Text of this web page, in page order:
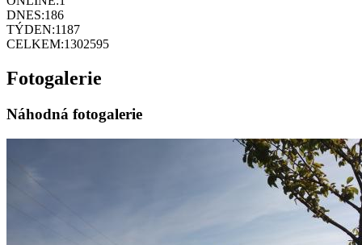
DNES:186
TÝDEN:1187
CELKEM:1302595
Fotogalerie
Náhodná fotogalerie